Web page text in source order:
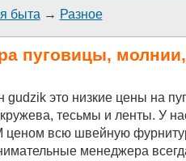
быта → Разное
пуговицы, молнии,
gudzik это низкие цены на
тесьмы и ленты. У
всю швейную
менеджера